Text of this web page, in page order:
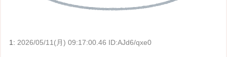
1: 2026/05/11(月) 09:17:00.46 ID:AJd6/qxe0